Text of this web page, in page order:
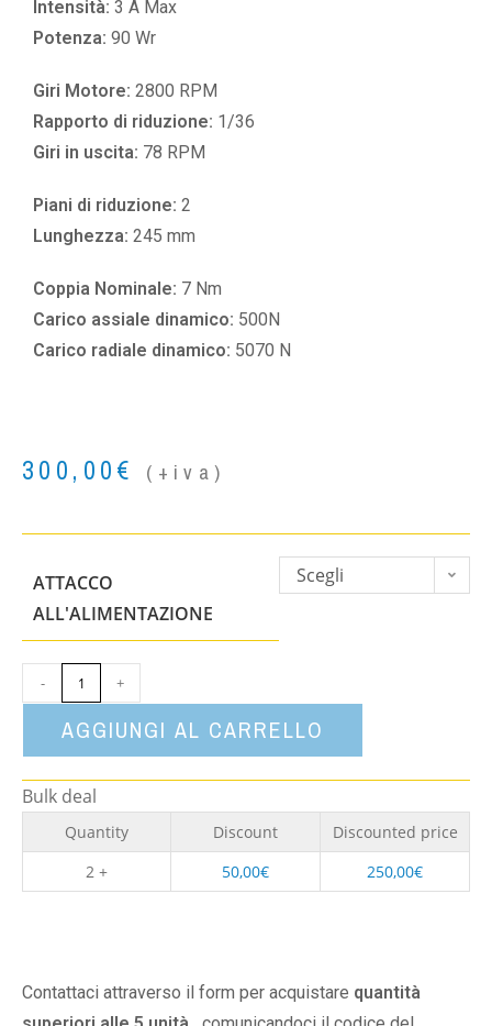
Intensità: 3 A Max
Potenza: 90 Wr
Giri Motore: 2800 RPM
Rapporto di riduzione: 1/36
Giri in uscita: 78 RPM
Piani di riduzione: 2
Lunghezza: 245 mm
Coppia Nominale: 7 Nm
Carico assiale dinamico: 500N
Carico radiale dinamico: 5070 N
300,00€ (+iva)
ATTACCO
ALL'ALIMENTAZIONE
Scegli
- +
AGGIUNGI AL CARRELLO
Bulk deal
Quantity Discount
Discounted price
2 +
50,00€ 250,00€
Contattaci attraverso il form per acquistare quantità